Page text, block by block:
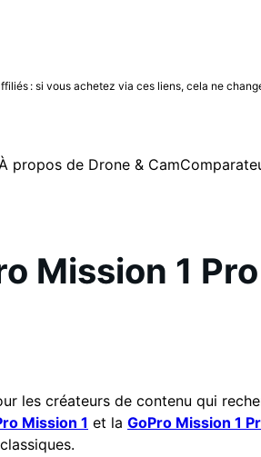
: si vous achetez via ces liens, cela ne
propos de Drone & Cam
Mission 1
les créateurs de contenu qui
Mission 1 et la GoPro Mission 1